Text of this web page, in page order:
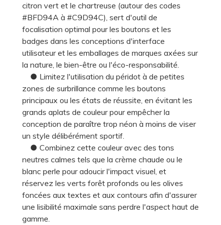
citron vert et le chartreuse (autour des codes
#BFD94A à #C9D94C), sert d'outil de
focalisation optimal pour les boutons et les
badges dans les conceptions d'interface
utilisateur et les emballages de marques axées sur
la nature, le bien-être ou l'éco-responsabilité.
● Limitez l'utilisation du péridot à de petites
zones de surbrillance comme les boutons
principaux ou les états de réussite, en évitant les
grands aplats de couleur pour empêcher la
conception de paraître trop néon à moins de viser
un style délibérément sportif.
● Combinez cette couleur avec des tons
neutres calmes tels que la crème chaude ou le
blanc perle pour adoucir l'impact visuel, et
réservez les verts forêt profonds ou les olives
foncées aux textes et aux contours afin d'assurer
une lisibilité maximale sans perdre l'aspect haut de
gamme.